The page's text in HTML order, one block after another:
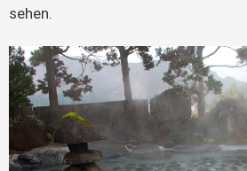
sehen.